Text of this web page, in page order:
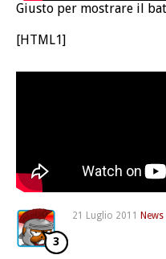
Giusto per mostrare il
[HTML1]
21 Luglio 2011 News
3